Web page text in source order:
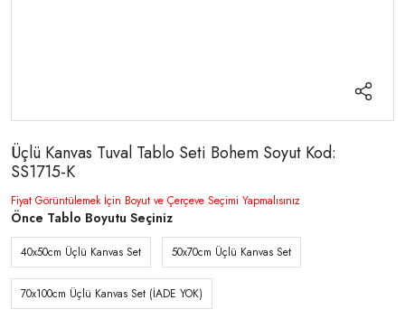
Üçlü Kanvas Tuval Tablo Seti Bohem Soyut Kod:
SS1715-K
Fiyat Görüntülemek İçin Boyut ve Çerçeve Seçimi Yapmalısınız
Önce Tablo Boyutu Seçiniz
40x50cm Üçlü Kanvas Set 50x70cm Üçlü Kanvas Set
70x100cm Üçlü Kanvas Set (İADE YOK)